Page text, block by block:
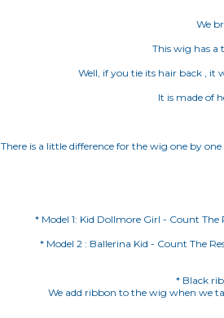
We
This wig has a
Well, if you tie its hair back , it
It is made of
There is a little difference for the wig one by
* Model 2 : Ballerina Kid - Count The
* Black